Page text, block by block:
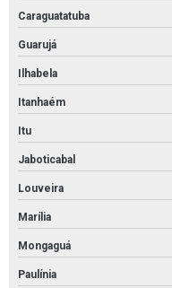
Caraguatatuba
Guarujá
Ilhabela
Itanhaém
Itu
Jaboticabal
Louveira
Marília
Mongaguá
Paulínia